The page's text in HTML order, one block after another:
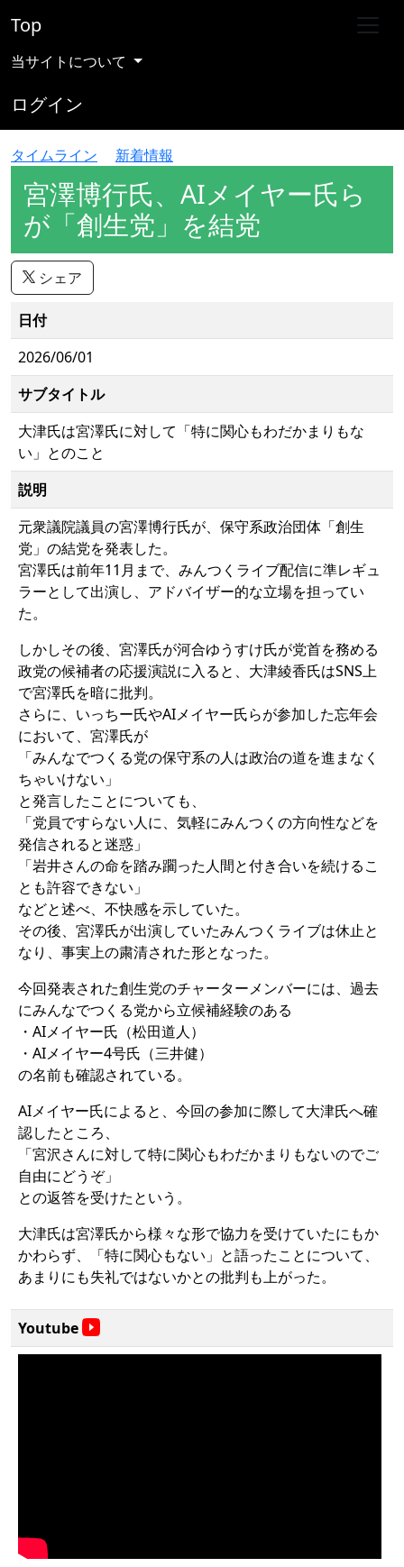
Top
当サイトについて
ログイン
タイムライン 新着情報
宮澤博行氏、AIメイヤー氏ら
が「創生党」を結党
シェア
日付
2026/06/01
サブタイトル
大津氏は宮澤氏に対して「特に関心もわだかまりもな
い」とのこと
説明
元衆議院議員の宮澤博行氏が、保守系政治団体「創生
党」の結党を発表した。
宮澤氏は前年11月まで、みんつくライブ配信に準レギュ
ラーとして出演し、アドバイザー的な立場を担ってい
た。
しかしその後、宮澤氏が河合ゆうすけ氏が党首を務める
政党の候補者の応援演説に入ると、大津綾香氏はSNS上
で宮澤氏を暗に批判。
さらに、いっちー氏やAIメイヤー氏らが参加した忘年会
において、宮澤氏が
「みんなでつくる党の保守系の人は政治の道を進まなく
ちゃいけない」
と発言したことについても、
「党員ですらない人に、気軽にみんつくの方向性などを
発信されると迷惑」
「岩井さんの命を踏み躙った人間と付き合いを続けるこ
とも許容できない」
などと述べ、不快感を示していた。
その後、宮澤氏が出演していたみんつくライブは休止と
なり、事実上の粛清された形となった。
今回発表された創生党のチャーターメンバーには、過去
にみんなでつくる党から立候補経験のある
・AIメイヤー氏（松田道人）
・AIメイヤー4号氏（三井健）
の名前も確認されている。
AIメイヤー氏によると、今回の参加に際して大津氏へ確
認したところ、
「宮沢さんに対して特に関心もわだかまりもないのでご
自由にどうぞ」
との返答を受けたという。
大津氏は宮澤氏から様々な形で協力を受けていたにもか
かわらず、「特に関心もない」と語ったことについて、
あまりにも失礼ではないかとの批判も上がった。
Youtube